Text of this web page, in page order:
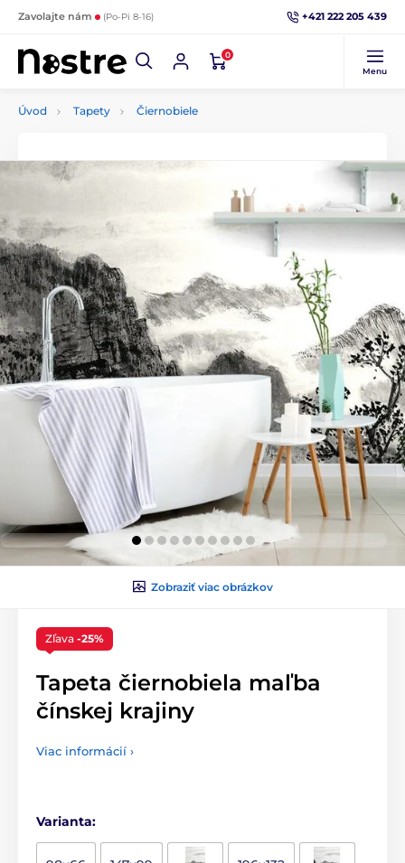
Zavolajte nám (Po-Pi 8-16) +421 222 205 439
0
Menu
Úvod Tapety Čiernobiele
Zobraziť viac obrázkov
Zľava -25%
Tapeta čiernobiela maľba
čínskej krajiny
Viac informácií ›
Varianta: